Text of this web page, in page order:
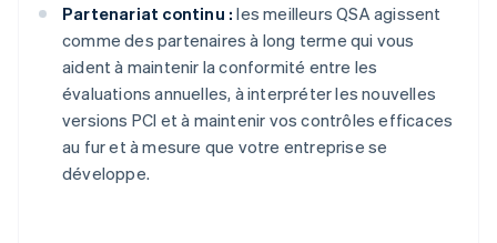
Partenariat continu : les meilleurs QSA agissent
comme des partenaires à long terme qui vous
aident à maintenir la conformité entre les
évaluations annuelles, à interpréter les nouvelles
versions PCI et à maintenir vos contrôles efficaces
au fur et à mesure que votre entreprise se
développe.